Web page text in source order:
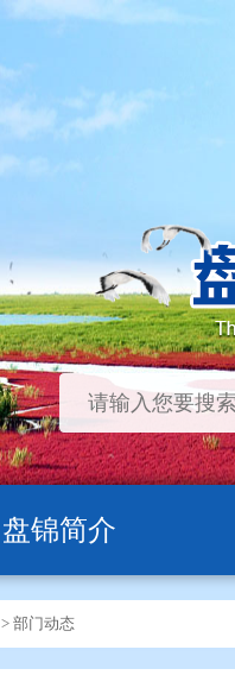
盘锦简介
> 部门动态